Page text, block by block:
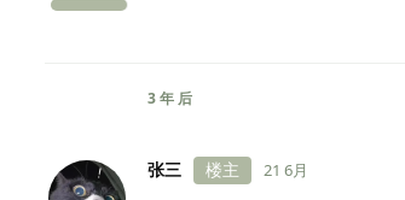
3 年 后
张三 楼主 21 6月